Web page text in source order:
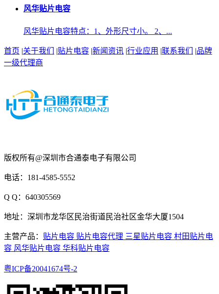
风华贴片电容
风华贴片电容特点：1、外形尺寸小。 2、...
首页 |关于我们 |贴片电容 |新闻资讯 |行业应用 |联系我们 |品牌
一级代理商
版权所有@深圳市合通泰电子有限公司
电话：181-4585-5552
Q Q：640305569
地址：深圳市龙华区民治街道民治社区金华大厦1504
主营产品： 贴片电容 贴片电容代理 三星贴片电容 村田贴片电
容 风华贴片电容 华科贴片电容
粤ICP备20041674号-2